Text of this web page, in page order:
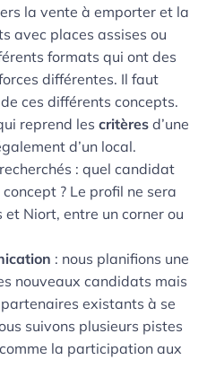
la vente à emporter et la
avec places assises ou
formats qui ont des
différentes. Il faut
ces différents concepts.
reprend les critères d’une
d’un local.
recherchés : quel candidat
? Le profil ne sera
Niort, entre un corner ou
: nous planifions une
nouveaux candidats mais
existants à se
suivons plusieurs pistes
la participation aux